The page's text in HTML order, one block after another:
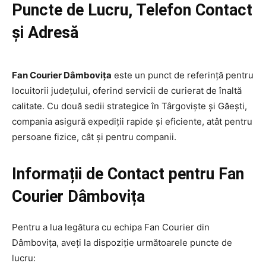
Puncte de Lucru, Telefon Contact
și Adresă
Fan Courier Dâmbovița este un punct de referință pentru
locuitorii județului, oferind servicii de curierat de înaltă
calitate. Cu două sedii strategice în Târgoviște și Găești,
compania asigură expediții rapide și eficiente, atât pentru
persoane fizice, cât și pentru companii.
Informații de Contact pentru Fan
Courier Dâmbovița
Pentru a lua legătura cu echipa Fan Courier din
Dâmbovița, aveți la dispoziție următoarele puncte de
lucru: